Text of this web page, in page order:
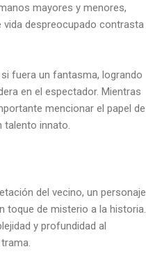
mayores y menores,
despreocupado contrasta
fuera un fantasma, logrando
en el espectador. Mientras
mencionar el papel de
innato.
del vecino, un personaje
toque de misterio a la historia.
y profundidad al